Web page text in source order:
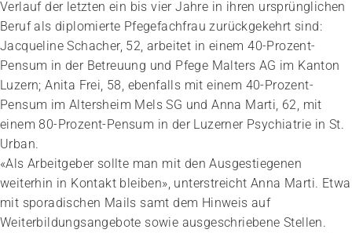
Verlauf der letzten ein bis vier Jahre in ihren ursprünglichen
Beruf als diplomierte Pfegefachfrau zurückgekehrt sind:
Jacqueline Schacher, 52, arbeitet in einem 40-­Prozent-
Pensum in der Betreuung und Pfege Malters AG im Kanton
Luzern; Anita Frei, 58, ebenfalls mit einem 40-Prozent-
Pensum im Altersheim Mels SG und Anna Marti, 62, mit
einem 80-Prozent-Pensum in der Luzerner Psychiatrie in St.
Urban.
«Als Arbeitgeber sollte man mit den Ausgestiegenen
weiterhin in Kontakt bleiben», unterstreicht Anna Marti. Etwa
mit sporadischen Mails samt dem Hinweis auf
Weiterbildungsangebote sowie ausgeschriebene Stellen.